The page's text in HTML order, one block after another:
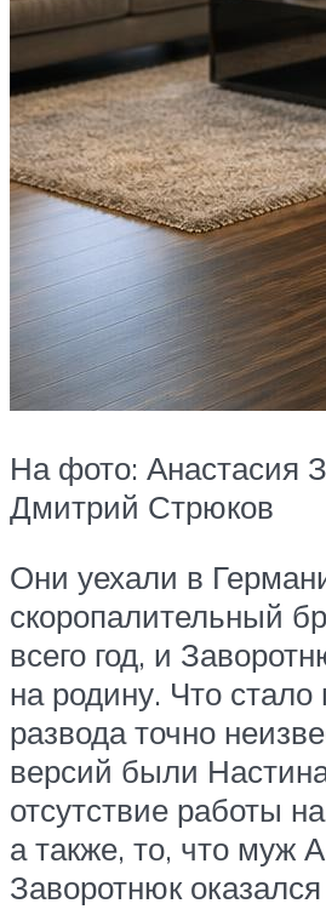
На фото: Анастасия
Дмитрий Стрюков
Они уехали в
скоропалительный
всего год, и
на родину. Что стало
развода точно
версий были
отсутствие работы
а также, то, что муж
Заворотнюк